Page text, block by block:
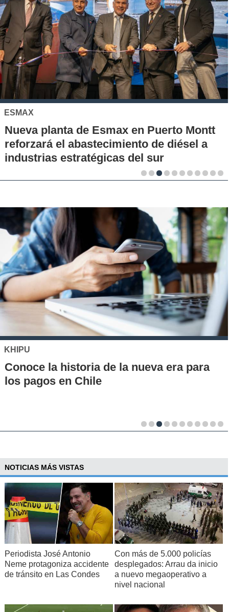
ESMAX
Nueva planta de Esmax en Puerto Montt
reforzará el abastecimiento de diésel a
industrias estratégicas del sur
KHIPU
Conoce la historia de la nueva era para
los pagos en Chile
NOTICIAS MÁS VISTAS
Periodista José Antonio
Neme protagoniza accidente
de tránsito en Las Condes
Con más de 5.000 policías
desplegados: Arrau da inicio
a nuevo megaoperativo a
nivel nacional